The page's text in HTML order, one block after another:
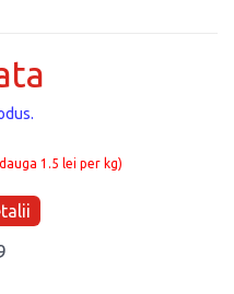
1.5 lei per kg)